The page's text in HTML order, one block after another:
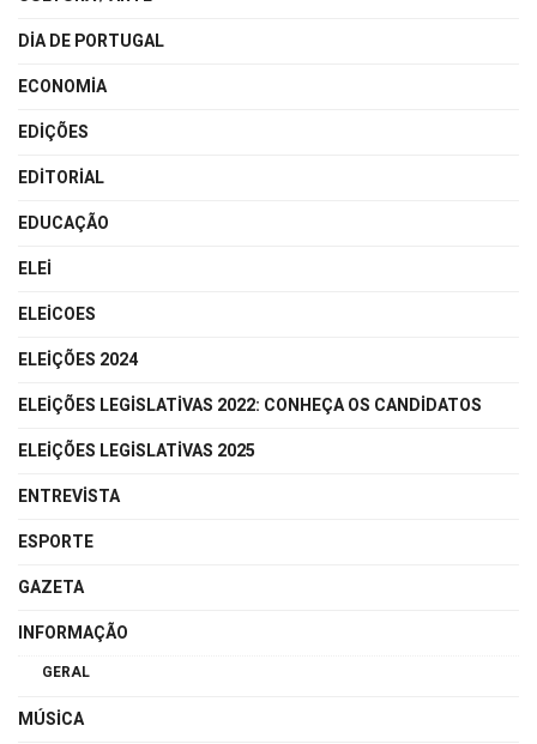
DIA DE PORTUGAL
ECONOMIA
EDIÇÕES
EDITORIAL
EDUCAÇÃO
ELEI
ELEICOES
ELEIÇÕES 2024
ELEIÇÕES LEGISLATIVAS 2022: CONHEÇA OS CANDIDATOS
ELEIÇÕES LEGISLATIVAS 2025
ENTREVISTA
ESPORTE
GAZETA
INFORMAÇÃO
GERAL
MÚSICA